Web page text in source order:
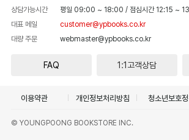
상담가능시간 평일 09:00 ~ 18:00 / 점심시간 12:15 ~
대표 메일
customer@ypbooks.co.kr
대량 주문
webmaster@ypbooks.co.kr
FAQ 1:1고객상담
이용약관 개인정보처리방침 청소년보호
© YOUNGPOONG BOOKSTORE INC.